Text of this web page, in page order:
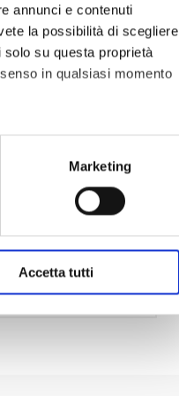
annunci e contenuti
la possibilità di scegliere
su questa proprietà
in qualsiasi momento
metro,
analitici non anonimi e
pubblicità, anche
Marketing
Accetta tutti
il tuo account